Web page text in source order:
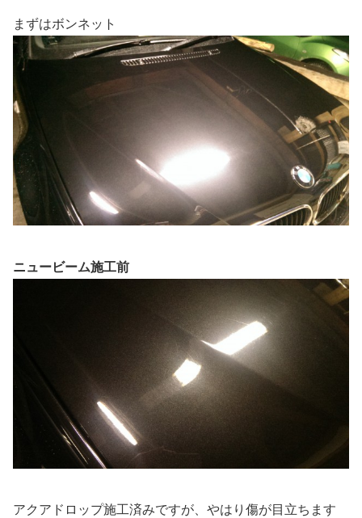
まずはボンネット
ニュービーム施工前
アクアドロップ施工済みですが、やはり傷が目立ちます